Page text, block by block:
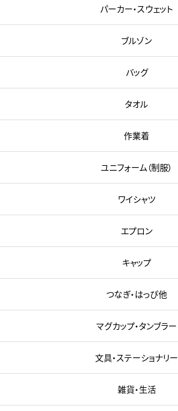
パーカー・スウェット
ブルゾン
バッグ
タオル
作業着
ユニフォーム（制服）
ワイシャツ
エプロン
キャップ
つなぎ・はっぴ他
マグカップ・タンブラー
文具・ステーショナリー
雑貨・生活